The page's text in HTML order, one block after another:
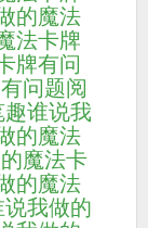
的魔法
法卡牌
牌有问
问题阅
谁说我
的魔法
魔法卡
的魔法
说我做的